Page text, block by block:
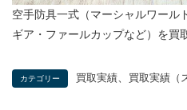
空手防具一式（マーシャルワール
ギア・ファールカップなど）を買
カテゴリー 買取実績 買取実績（